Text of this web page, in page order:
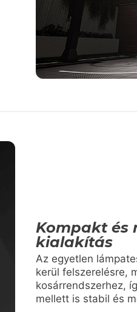
Kompakt és
kialakítás
Az egyetlen
kerül felszerelésre,
kosárrendszerhez,
mellett is stabil és